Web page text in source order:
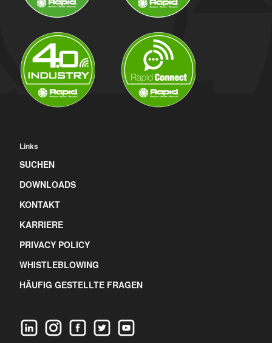
Links
SUCHEN
DOWNLOADS
KONTAKT
KARRIERE
PRIVACY POLICY
WHISTLEBLOWING
HÄUFIG GESTELLTE FRAGEN